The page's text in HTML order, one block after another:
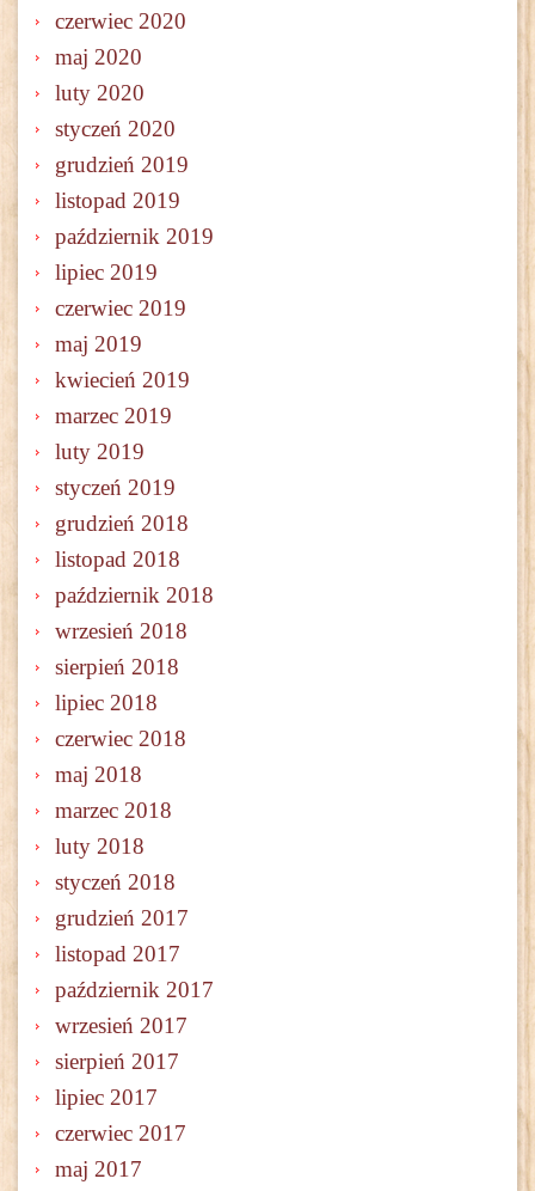
czerwiec 2020
maj 2020
luty 2020
styczeń 2020
grudzień 2019
listopad 2019
październik 2019
lipiec 2019
czerwiec 2019
maj 2019
kwiecień 2019
marzec 2019
luty 2019
styczeń 2019
grudzień 2018
listopad 2018
październik 2018
wrzesień 2018
sierpień 2018
lipiec 2018
czerwiec 2018
maj 2018
marzec 2018
luty 2018
styczeń 2018
grudzień 2017
listopad 2017
październik 2017
wrzesień 2017
sierpień 2017
lipiec 2017
czerwiec 2017
maj 2017